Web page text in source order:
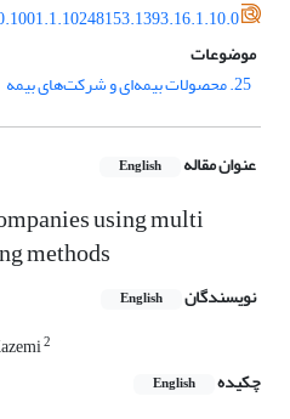
موضوعات
25. محصولات بیمه‌ای و شرکت‌های بیمه
عنوان مقاله English
using multi
methods
نویسندگان English
2
چکیده English